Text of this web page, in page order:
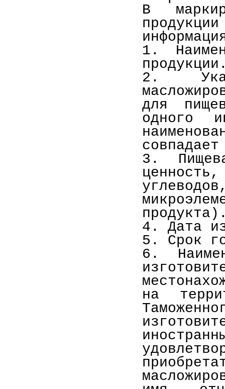
В
1.
2.
для
одного
3.
4. Дата
5. Срок
6.
на